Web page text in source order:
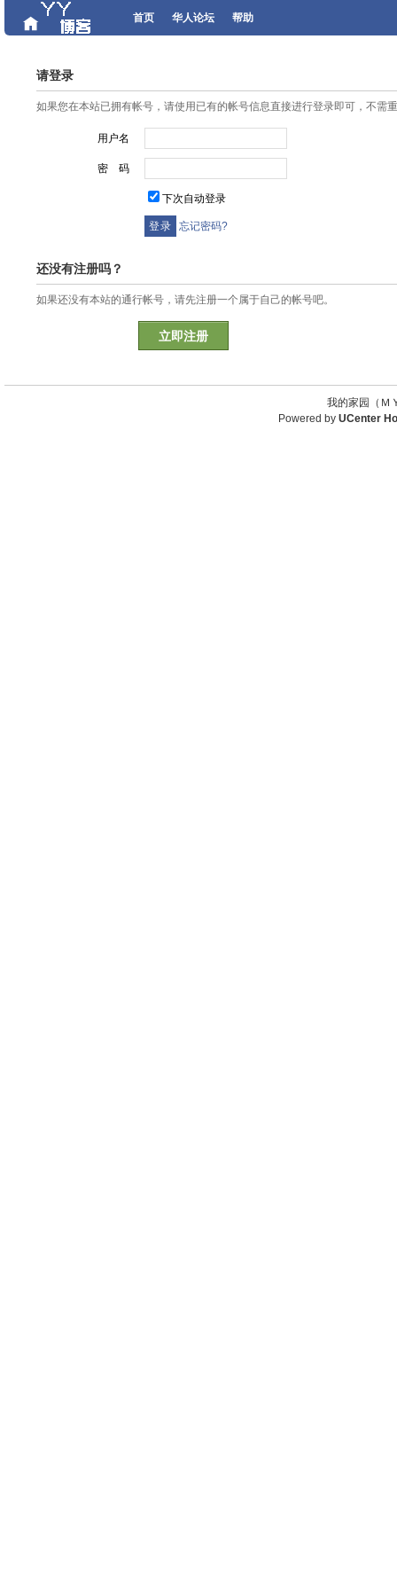
首页 华人论坛 帮助
请登录
如果您在本站已拥有帐号，请使用已有的帐号信息直接进行登录即可，不需
用户名
密 码
下次自动登录
忘记密码?
还没有注册吗？
如果还没有本站的通行帐号，请先注册一个属于自己的帐号吧。
立即注册
我的家园（
Powered by UCenter